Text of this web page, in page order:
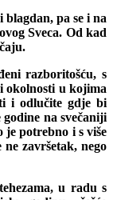
blagdan, pa se i na
Sveca. Od kad
razboritošću, s
okolnosti u kojima
i odlučite gdje bi
na svečaniji
je potrebno i s više
završetak, nego
u radu s